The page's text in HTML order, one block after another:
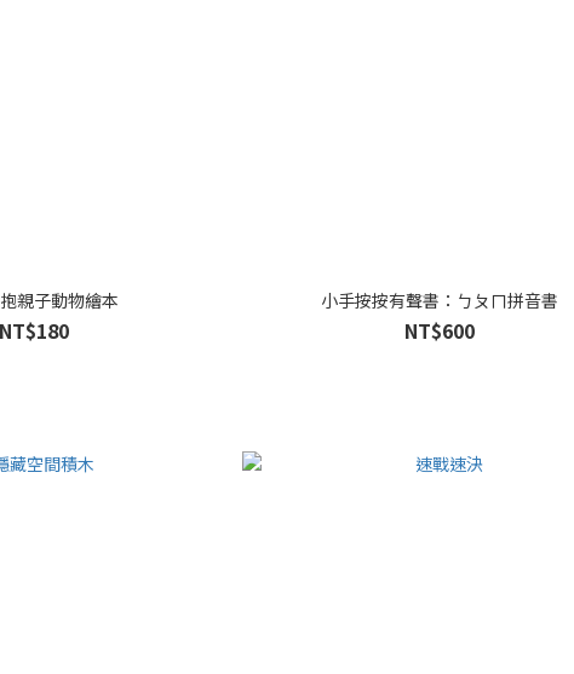
親子動物繪本 小手按按有聲書：ㄅㄆㄇ拼音書
NT$600